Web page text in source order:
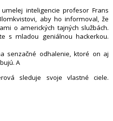
inteligencie profesor Frans
aby ho informoval, že
o amerických tajných službách.
s mladou geniálnou hackerkou.
senzačné odhalenie, ktoré on aj
A
sleduje svoje vlastné ciele.